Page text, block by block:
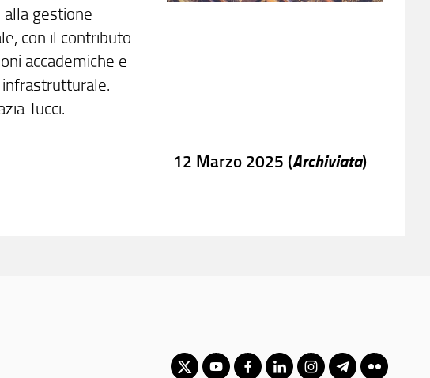
gestione
con il contributo
accademiche e
Tucci.
12 Marzo 2025 (Archiviata)